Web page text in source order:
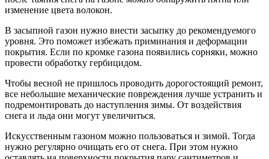
изменение цвета волокон.
В засыпной газон нужно внести засыпку до рекомендуемого
уровня. Это поможет избежать приминания и деформации
покрытия. Если по кромке газона появились сорняки, можно
провести обработку гербицидом.
Чтобы весной не пришлось проводить дорогостоящий ремонт,
все небольшие механические повреждения лучше устранить и
подремонтировать до наступления зимы. От воздействия
снега и льда они могут увеличиться.
Искусственным газоном можно пользоваться и зимой. Тогда
нужно регулярно очищать его от снега. При этом нужно